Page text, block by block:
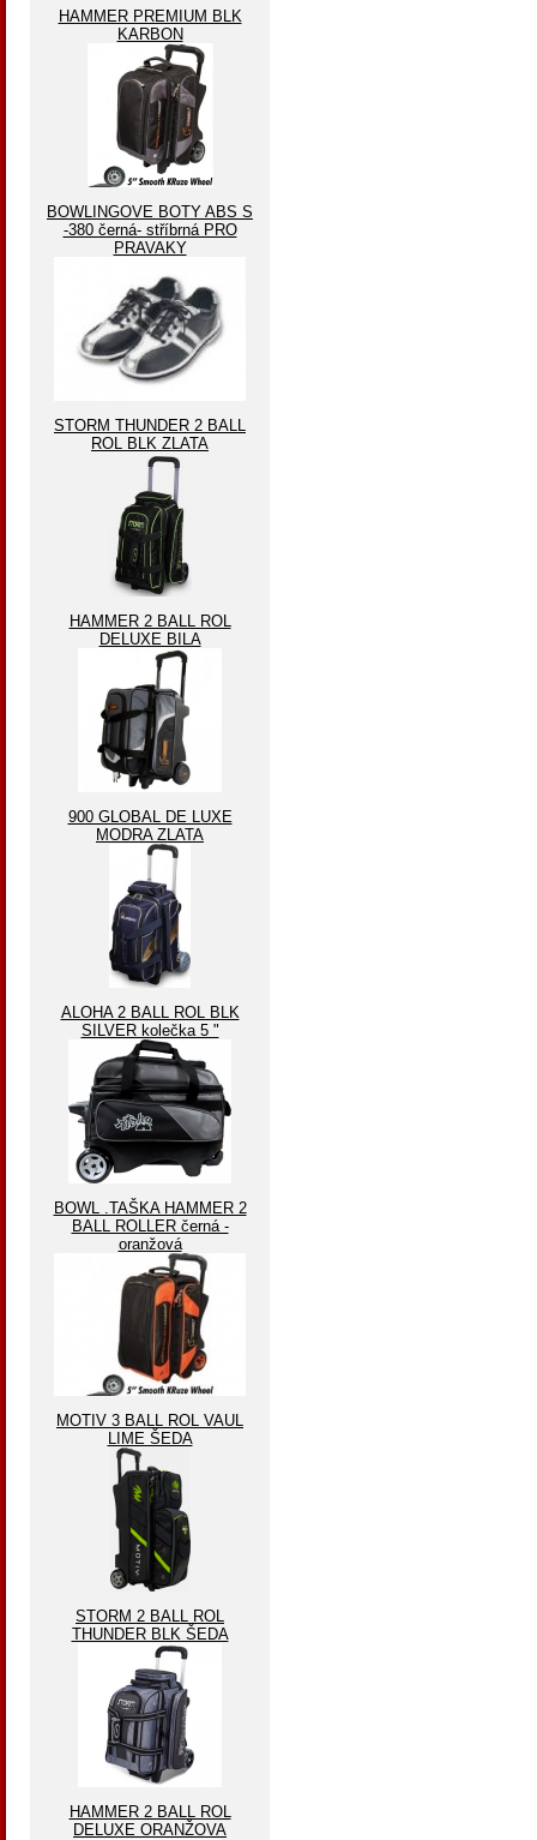
HAMMER PREMIUM BLK
KARBON
BOWLINGOVE BOTY ABS S
-380 černá- stříbrná PRO
PRAVAKY
STORM THUNDER 2 BALL
ROL BLK ZLATA
HAMMER 2 BALL ROL
DELUXE BILA
900 GLOBAL DE LUXE
MODRA ZLATA
ALOHA 2 BALL ROL BLK
SILVER kolečka 5 "
BOWL .TAŠKA HAMMER 2
BALL ROLLER černá -
oranžová
MOTIV 3 BALL ROL VAUL
LIME ŠEDA
STORM 2 BALL ROL
THUNDER BLK ŠEDA
HAMMER 2 BALL ROL
DELUXE ORANŽOVA